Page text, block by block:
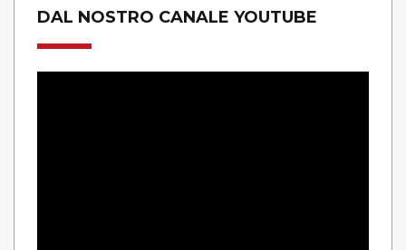
DAL NOSTRO CANALE YOUTUBE